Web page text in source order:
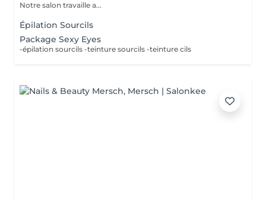
Notre salon travaille a...
Épilation Sourcils
Package Sexy Eyes
-épilation sourcils -teinture sourcils -teinture cils